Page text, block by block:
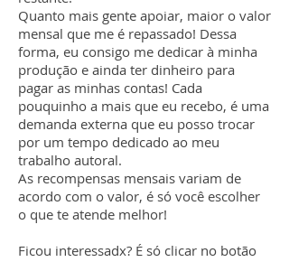
Quanto mais gente apoiar, maior o valor
mensal que me é repassado! Dessa
forma, eu consigo me dedicar à minha
produção e ainda ter dinheiro para
pagar as minhas contas! Cada
pouquinho a mais que eu recebo, é uma
demanda externa que eu posso trocar
por um tempo dedicado ao meu
trabalho autoral.
As recompensas mensais variam de
acordo com o valor, é só você escolher
o que te atende melhor!
Ficou interessadx? É só clicar no botão